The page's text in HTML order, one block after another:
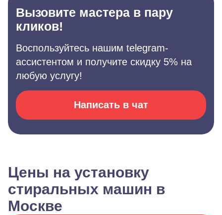
Вызовите мастера в пару
кликов!
Воспользуйтесь нашим telegram-
ассистентом и получите скидку 5% на
любую услугу!
Написать в чат
Цены на установку
стиральных машин в
Москве